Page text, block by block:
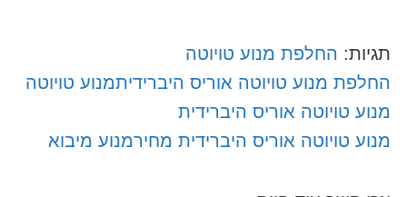
תגיות: החלפת מנוע טויוטה
החלפת מנוע טויוטה אוריס היברידיתמנוע טויוטה
מנוע טויוטה אוריס היברידית
מנוע טויוטה אוריס היברידית מחירמנוע מיבוא